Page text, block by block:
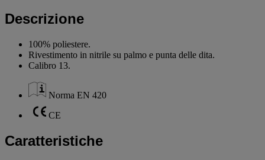
Descrizione
100% poliestere.
Rivestimento in nitrile su palmo e punta delle dita.
Calibro 13.
Norma EN 420
CE
Caratteristiche